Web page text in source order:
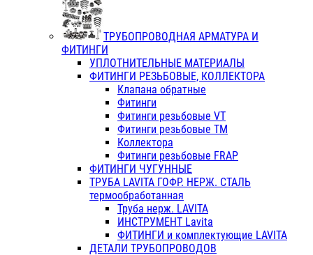
ТРУБОПРОВОДНАЯ АРМАТУРА И
ФИТИНГИ
УПЛОТНИТЕЛЬНЫЕ МАТЕРИАЛЫ
ФИТИНГИ РЕЗЬБОВЫЕ, КОЛЛЕКТОРА
Клапана обратные
Фитинги
Фитинги резьбовые VT
Фитинги резьбовые ТМ
Коллектора
Фитинги резьбовые FRAP
ФИТИНГИ ЧУГУННЫЕ
ТРУБА LAVITA ГОФР. НЕРЖ. СТАЛЬ
термообработанная
Труба нерж. LAVITA
ИНСТРУМЕНТ Lavita
ФИТИНГИ и комплектующие LAVITA
ДЕТАЛИ ТРУБОПРОВОДОВ